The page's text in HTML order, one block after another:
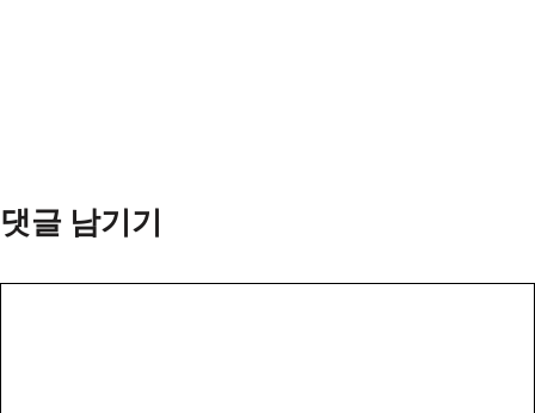
댓글 남기기